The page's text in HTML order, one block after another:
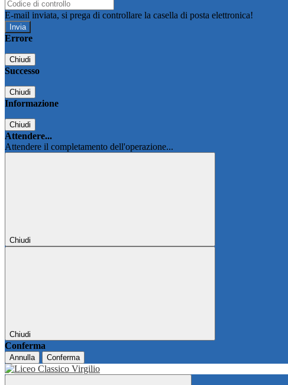
E-mail inviata, si prega di controllare la casella di posta elettronica!
Errore
Chiudi
Successo
Chiudi
Informazione
Chiudi
Attendere...
Attendere il completamento dell'operazione...
Chiudi
Chiudi
Conferma
Annulla Conferma